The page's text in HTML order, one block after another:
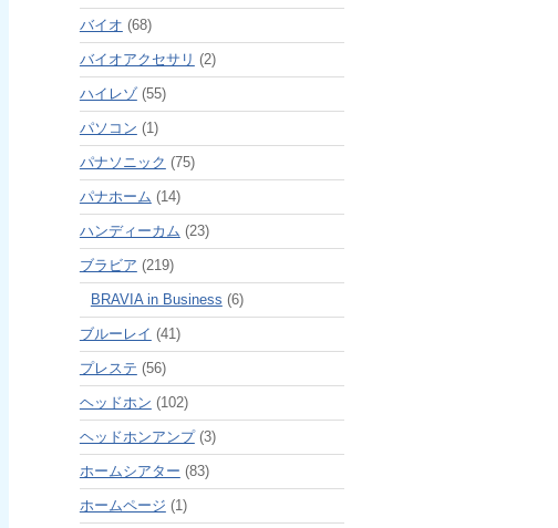
バイオ (68)
バイオアクセサリ (2)
ハイレゾ(55)
パソコン (1)
パナソニック (75)
パナホーム (14)
ハンディーカム (23)
ブラビア (219)
BRAVIA in Business (6)
ブルーレイ (41)
プレステ (56)
ヘッドホン (102)
ヘッドホンアンプ(3)
ホームシアター (83)
ホームページ (1)